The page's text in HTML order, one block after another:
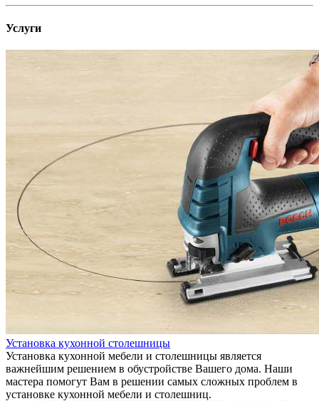
Услуги
Установка кухонной столешницы
Установка кухонной мебели и столешницы является
важнейшим решением в обустройстве Вашего дома. Наши
мастера помогут Вам в решении самых сложных проблем в
установке кухонной мебели и столешниц.